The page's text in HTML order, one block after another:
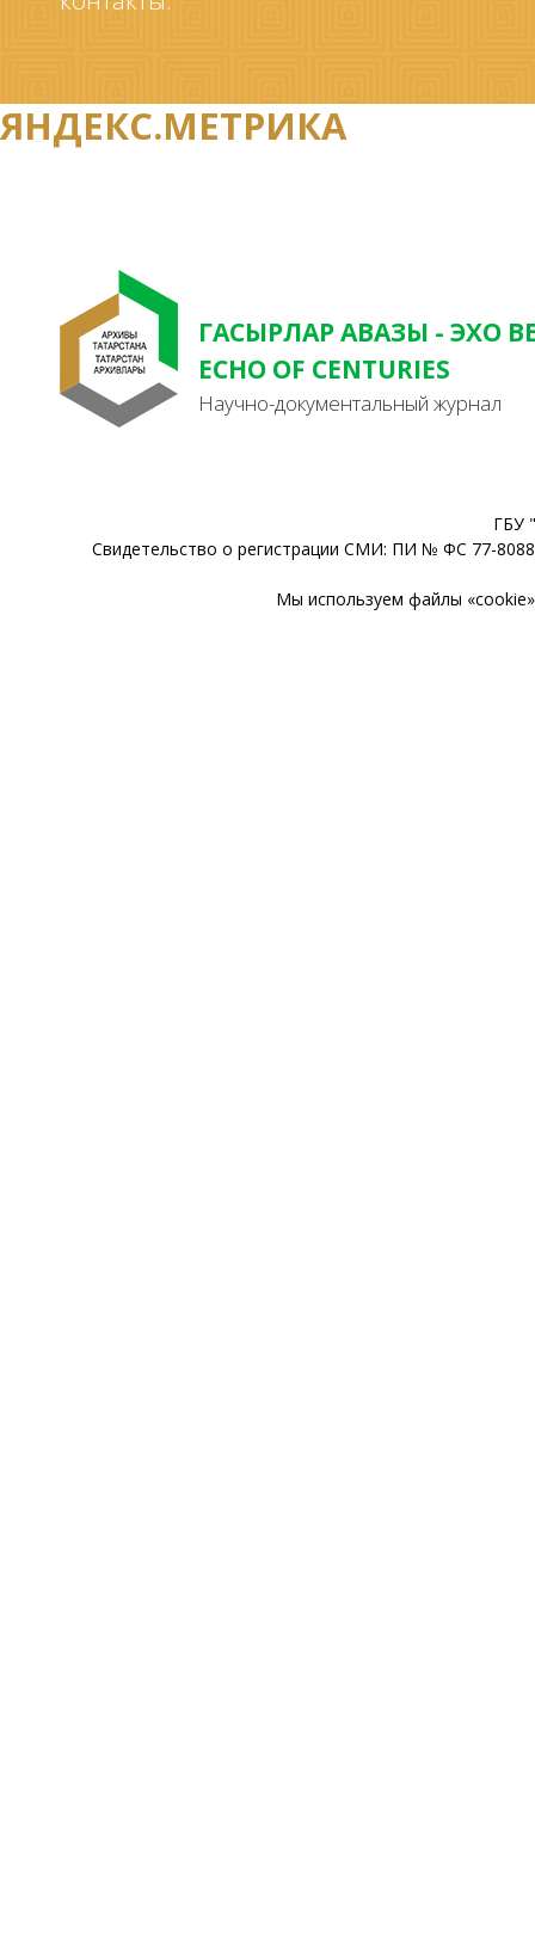
ЯНДЕКС.МЕТРИКА
ГАСЫРЛАР АВАЗЫ - ЭХО
ECHO OF CENTURIES
Научно-документальный журнал
ГБУ
Свидетельство о регистрации СМИ: ПИ № ФС 77-
Мы используем файлы «cookie»